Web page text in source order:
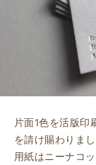
片面1色を活版印
を請け賜わりまし
用紙はニーナコ